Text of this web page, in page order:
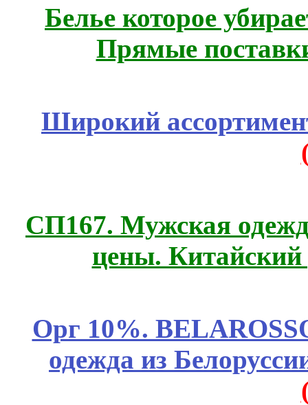
Белье которое
Прямые
Широкий
СП167. Мужская
цены.
Орг 10%.
одежда из